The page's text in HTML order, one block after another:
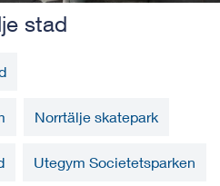
stad
Norrtälje skatepark
Utegym Societetsparken